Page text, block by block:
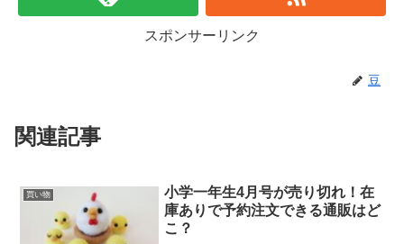
スポンサーリンク
豆
関連記事
買い物
小学一年生4月号が売り切れ！在
庫ありで予約注文できる通販はど
こ？